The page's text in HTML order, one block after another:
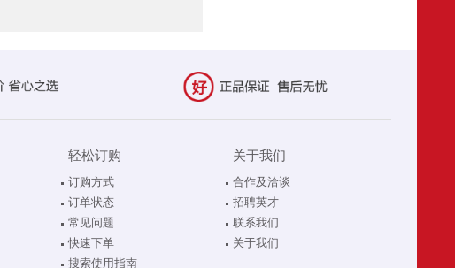
轻松订购
订购方式
订单状态
常见问题
快速下单
搜索使用指南
关于我们
合作及洽谈
招聘英才
联系我们
关于我们